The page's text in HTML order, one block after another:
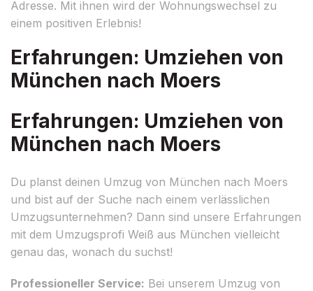
Adresse. Mit ihnen wird der Wohnungswechsel zu
einem positiven Erlebnis!
Erfahrungen: Umziehen von
München nach Moers
Erfahrungen: Umziehen von
München nach Moers
Du planst deinen Umzug von München nach Moers
und bist auf der Suche nach einem verlässlichen
Umzugsunternehmen? Dann sind unsere Erfahrungen
mit dem Umzugsprofi Weiß aus München vielleicht
genau das, wonach du suchst!
Professioneller Service: Bei unserem Umzug von